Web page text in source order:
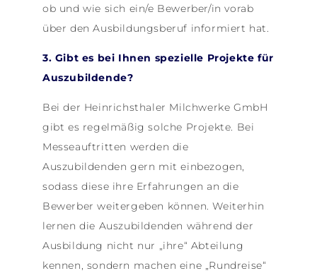
ob und wie sich ein/e Bewerber/in vorab
über den Ausbildungsberuf informiert hat.
3. Gibt es bei Ihnen spezielle Projekte für
Auszubildende?
Bei der Heinrichsthaler Milchwerke GmbH
gibt es regelmäßig solche Projekte. Bei
Messeauftritten werden die
Auszubildenden gern mit einbezogen,
sodass diese ihre Erfahrungen an die
Bewerber weitergeben können. Weiterhin
lernen die Auszubildenden während der
Ausbildung nicht nur „ihre“ Abteilung
kennen, sondern machen eine „Rundreise“